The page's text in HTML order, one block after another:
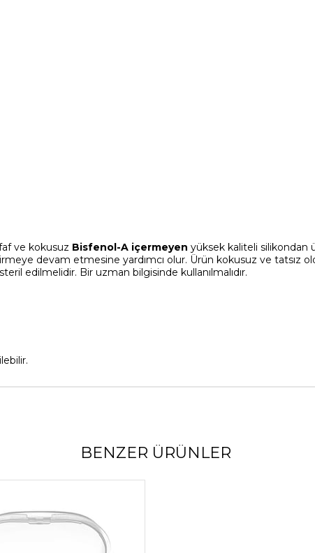
ve kokusuz Bisfenol-A içermeyen yüksek kaliteli silikondan
devam etmesine yardımcı olur. Ürün kokusuz ve tatsız
edilmelidir. Bir uzman bilgisinde kullanılmalıdır.
BENZER ÜRÜNLER